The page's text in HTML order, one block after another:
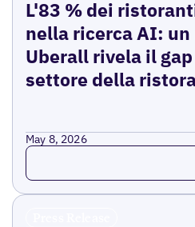
L'83 % dei
nella ricerca AI:
Uberall rivela il
settore della
May 8, 2026
Read more